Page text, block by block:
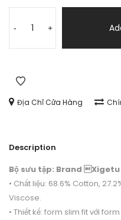
-Jean
+
Địa Chỉ Cửa Hàng
Description
Bộ sưu tập: Brand Xigetu
• Chất liệu: 68.6% Cotton,
Viscose.
• Thiết kế: form slim fit với